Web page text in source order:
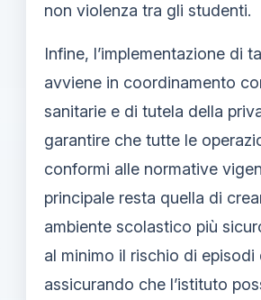
non violenza tra gli studenti.
Infine, l’implementazione di
avviene in coordinamento
sanitarie e di tutela della
garantire che tutte le
conformi alle normative
principale resta quella di
ambiente scolastico più
al minimo il rischio di episodi
assicurando che l’istituto